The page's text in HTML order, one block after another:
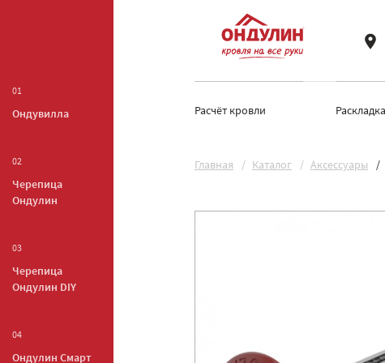
01
Ондувилла
02
Черепица
Ондулин
03
Черепица
Ондулин DIY
04
Ондулин Смарт
Расчёт кровли
Главная Каталог Аксессуары